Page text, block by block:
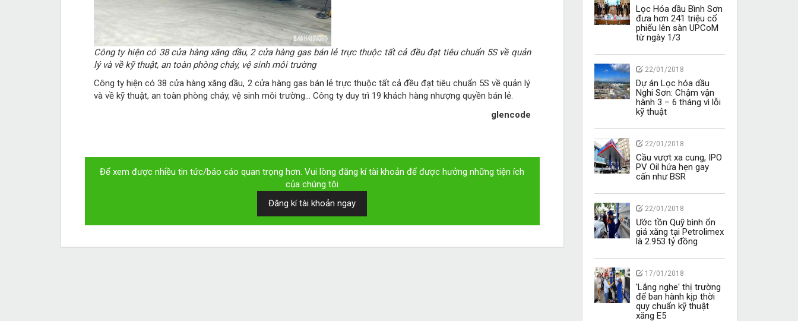
Công ty hiện có 38 cửa hàng xăng dầu, 2 cửa hàng gas bán lẻ trực thuộc tất cả đều đạt tiêu chuẩn 5S về quản
lý và về kỹ thuật, an toàn phòng cháy, vệ sinh môi trường
Công ty hiện có 38 cửa hàng xăng dầu, 2 cửa hàng gas bán lẻ trực thuộc tất cả đều đạt tiêu chuẩn 5S về quản lý
và về kỹ thuật, an toàn phòng cháy, vệ sinh môi trường… Công ty duy trì 19 khách hàng nhượng quyền bán lẻ.
glencode
Để xem được nhiều tin tức/báo cáo quan trọng hơn. Vui lòng đăng kí tài khoản để được hưởng những tiện ích
của chúng tôi
Đăng kí tài khoản ngay
Lọc Hóa dầu Bình Sơn
đưa hơn 241 triệu cổ
phiếu lên sàn UPCoM
từ ngày 1/3
22/01/2018
Dự án Lọc hóa dầu
Nghi Sơn: Chậm vận
hành 3 – 6 tháng vì lỗi
kỹ thuật
22/01/2018
Cầu vượt xa cung, IPO
PV Oil hứa hẹn gay
cấn như BSR
22/01/2018
Ước tồn Quỹ bình ổn
giá xăng tại Petrolimex
là 2.953 tỷ đồng
17/01/2018
'Lắng nghe' thị trường
để ban hành kịp thời
quy chuẩn kỹ thuật
xăng E5